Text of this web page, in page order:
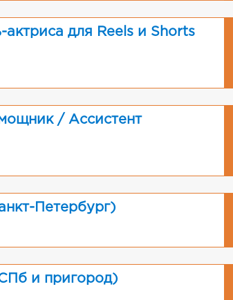
для Reels и Shorts
/ Ассистент
Петербург)
и пригород)